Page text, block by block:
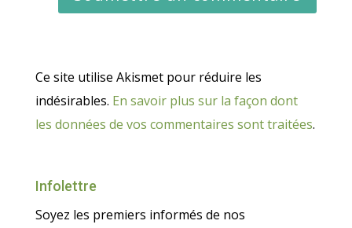
Ce site utilise Akismet pour réduire les
indésirables. En savoir plus sur la façon dont
les données de vos commentaires sont traitées.
Infolettre
Soyez les premiers informés de nos